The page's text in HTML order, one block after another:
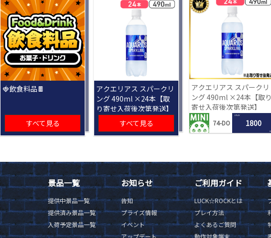
🍓飲食料品🍫
すべて見る
アクエリアス スパークリ
ング 490ml ×24本【取
り寄せ入荷後次第発送】
すべて見る
アクエリアス スパークリ
ング 490ml ×24本【取り
寄せ入荷後次第発送】
74-DO
1 PLAY
1800
景品一覧
提供中景品一覧
提供済み景品一覧
入荷予定景品一覧
お知らせ
告知
プライズ情報
イベント
アップデート
ご利用ガイド
LUCK☆ROCKとは
プレイ方法
よくあるご質問
動作対象端末